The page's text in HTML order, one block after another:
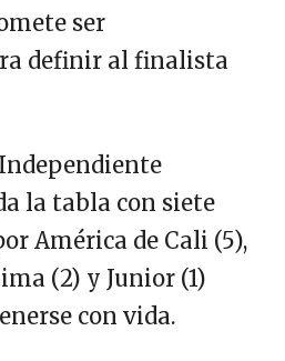
ser
definir al finalista
la tabla con siete
América de Cali (5),
(2) y Junior (1)
con vida.